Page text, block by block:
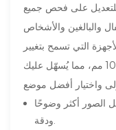
على فحص جميع
والبالغين والأشخاص
التي تسمح بتغيير
إعدادات الصورة رؤية الأوردة حتى عمق 10 مم، مما يُسهّل عليك
الصور أكثر وضوحًا